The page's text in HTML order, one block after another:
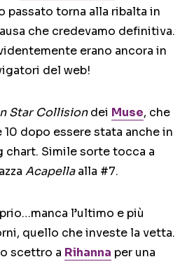
passato torna alla ribalta in
che credevamo definitiva.
erano ancora in
del web!
Star Collisiondei Muse, che
dopo essere stata anche in
chart. Simile sorte tocca a
Acapellaalla #7.
l’ultimo e più
quello che investe la vetta.
scettro a Rihanna per una